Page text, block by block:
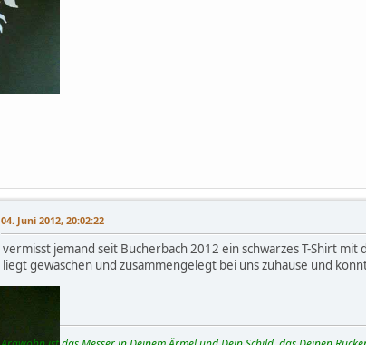
04. Juni 2012, 20:02:22
vermisst jemand seit Bucherbach 2012 ein schwarzes T-Shirt
liegt gewaschen und zusammengelegt bei uns zuhause und